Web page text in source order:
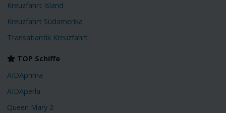
Kreuzfahrt Island
Kreuzfahrt Südamerika
Transatlantik Kreuzfahrt
TOP Schiffe
AIDAprima
AIDAperla
Queen Mary 2